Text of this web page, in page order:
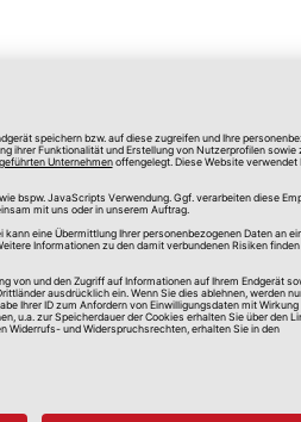
Mehrwertsteuer, zzgl.